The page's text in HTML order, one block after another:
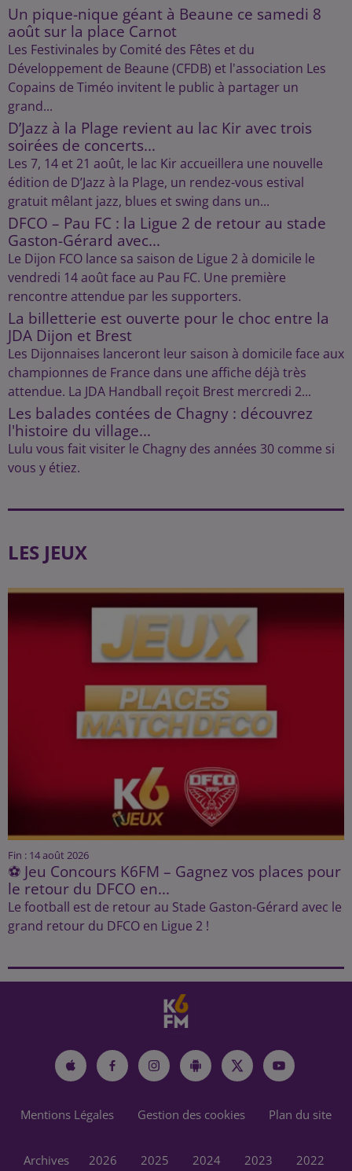
Un pique-nique géant à Beaune ce samedi 8
août sur la place Carnot
Les Festivinales by Comité des Fêtes et du
Développement de Beaune (CFDB) et l'association Les
Copains de Timéo invitent le public à partager un
grand...
D’Jazz à la Plage revient au lac Kir avec trois
soirées de concerts...
Les 7, 14 et 21 août, le lac Kir accueillera une nouvelle
édition de D’Jazz à la Plage, un rendez-vous estival
gratuit mêlant jazz, blues et swing dans un...
DFCO – Pau FC : la Ligue 2 de retour au stade
Gaston-Gérard avec...
Le Dijon FCO lance sa saison de Ligue 2 à domicile le
vendredi 14 août face au Pau FC. Une première
rencontre attendue par les supporters.
La billetterie est ouverte pour le choc entre la
JDA Dijon et Brest
Les Dijonnaises lanceront leur saison à domicile face aux
championnes de France dans une affiche déjà très
attendue. La JDA Handball reçoit Brest mercredi 2...
Les balades contées de Chagny : découvrez
l'histoire du village...
Lulu vous fait visiter le Chagny des années 30 comme si
vous y étiez.
LES JEUX
Fin : 14 août 2026
⚽ Jeu Concours K6FM – Gagnez vos places pour
le retour du DFCO en...
Le football est de retour au Stade Gaston-Gérard avec le
grand retour du DFCO en Ligue 2 !
Mentions Légales Gestion des cookies Plan du site
Archives 2026 2025 2024 2023 2022